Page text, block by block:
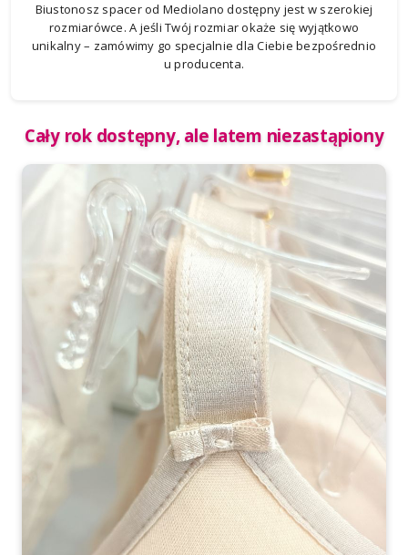
Biustonosz spacer od Mediolano dostępny jest w szerokiej
rozmiarówce. A jeśli Twój rozmiar okaże się wyjątkowo
unikalny – zamówimy go specjalnie dla Ciebie bezpośrednio
u producenta.
Cały rok dostępny, ale latem niezastąpiony